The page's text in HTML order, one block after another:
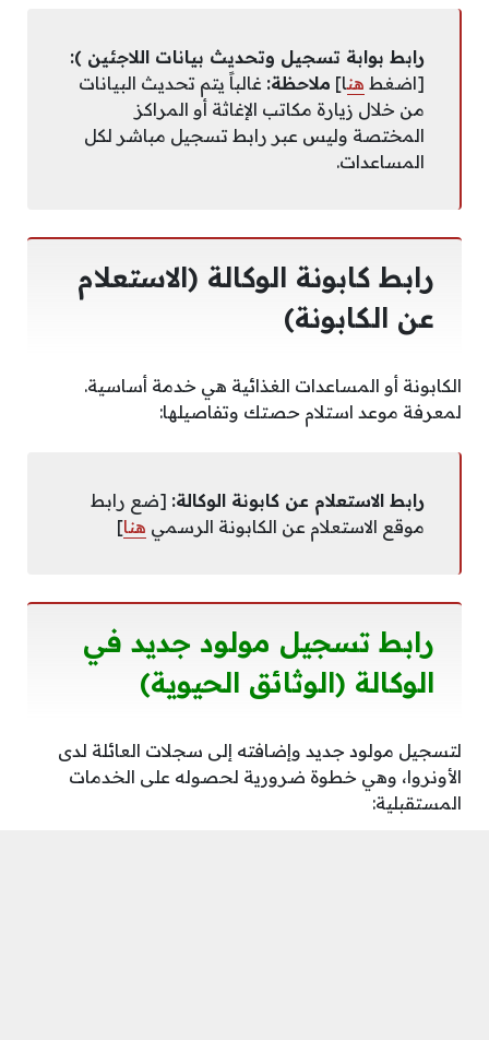
رابط بوابة تسجيل وتحديث بيانات اللاجئين ):
[اضغط هنا] ملاحظة: غالباً يتم تحديث البيانات
من خلال زيارة مكاتب الإغاثة أو المراكز
المختصة وليس عبر رابط تسجيل مباشر لكل
المساعدات.
رابط كابونة الوكالة (الاستعلام
عن الكابونة)
الكابونة أو المساعدات الغذائية هي خدمة أساسية.
لمعرفة موعد استلام حصتك وتفاصيلها:
رابط الاستعلام عن كابونة الوكالة: [ضع رابط
موقع الاستعلام عن الكابونة الرسمي هنا]
رابط تسجيل مولود جديد في
الوكالة (الوثائق الحيوية)
لتسجيل مولود جديد وإضافته إلى سجلات العائلة لدى
الأونروا، وهي خطوة ضرورية لحصوله على الخدمات
المستقبلية: